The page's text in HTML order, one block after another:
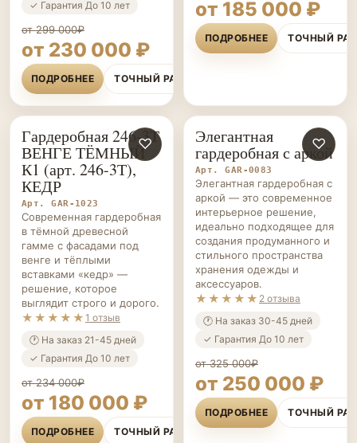
от 230 000 ₽
ПОДРОБНЕЕ ТОЧНЫЙ РАСЧЁТ
ПОДРОБНЕЕ ТОЧНЫЙ
ГАРДЕРОБНЫЕ НА ЗАКАЗ
♡
Гардеробная 246-3Т
ВЕНГЕ ТЁМНЫЙ
К1 (арт. 246-3Т),
КЕДР
Арт. GAR-1023
Современная гардеробная
в тёмной древесной
гамме с фасадами под
венге и тёплыми
вставками «кедр» —
решение, которое
★★★★★1 отзыв
🕐 На заказ 21-45 дней
✓ Гарантия До 10 лет
от 234 000₽
от 180 000 ₽
ПОДРОБНЕЕ ТОЧНЫЙ РАСЧЁТ
ГАРДЕРОБНЫЕ НА ЗАКАЗ
♡
Элегантная
гардеробная с аркой
Арт. GAR-0083
Элегантная гардеробная с
аркой — это современное
интерьерное решение,
идеально подходящее для
создания продуманного и
стильного пространства
хранения одежды и
аксессуаров.
★★★★★2 отзыва
🕐 На заказ 30-45 дней
✓ Гарантия До 10 лет
от 325 000₽
от 250 000 ₽
ПОДРОБНЕЕ ТОЧНЫЙ